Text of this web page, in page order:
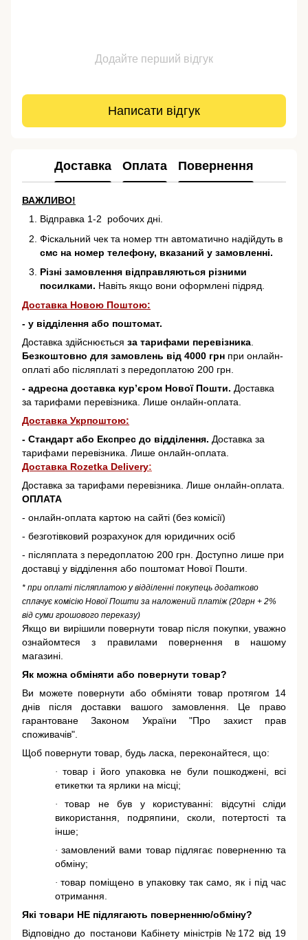
Додайте перший відгук
Написати відгук
Доставка Оплата Повернення
ВАЖЛИВО!
Відправка 1-2 робочих дні.
Фіскальний чек та номер ттн автоматично надійдуть в
смс на номер телефону, вказаний у замовленні.
Різні замовлення відправляються різними
посилками. Навіть якщо вони оформлені підряд.
Доставка Новою Поштою:
- у відділення або поштомат.
Доставка здійснюється за тарифами перевізника.
Безкоштовно для замовлень від 4000 грн при онлайн-
оплаті або післяплаті з передоплатою 200 грн.
- адресна доставка кур’єром Нової Пошти. Доставка
за тарифами перевізника. Лише онлайн-оплата.
Доставка Укрпоштою:
- Стандарт або Експрес до відділення. Доставка за
тарифами перевізника. Лише онлайн-оплата.
Доставка Rozetka Delivery:
Доставка за тарифами перевізника. Лише онлайн-оплата.
ОПЛАТА
- онлайн-оплата картою на сайті (без комісії)
- безготівковий розрахунок для юридичних осіб
- післяплата з передоплатою 200 грн. Доступно лише при
доставці у відділення або поштомат Нової Пошти.
* при оплаті післяплатою у відділенні покупець додатково
сплачує комісію Нової Пошти за наложений платіж (20грн + 2%
від суми грошового переказу)
Якщо ви вирішили повернути товар після покупки, уважно
ознайомтеся з правилами повернення в нашому
магазині.
Як можна обміняти або повернути товар?
Ви можете повернути або обміняти товар протягом 14
днів після доставки вашого замовлення. Це право
гарантованеЗаконом України "Про захист прав
споживачів".
Щоб повернути товар, будь ласка, переконайтеся, що:
· товар і його упаковка не були пошкоджені, всі
етикетки та ярлики на місці;
·товар не був у користуванні: відсутні сліди
використання, подряпини, сколи, потертості та
інше;
· замовлений вами товар підлягає поверненню та
обміну;
·товар поміщено в упаковку так само, як і під час
отримання.
Які товари НЕ підлягають поверненню/обміну?
Відповідно до постанови Кабінету міністрів №172 від 19